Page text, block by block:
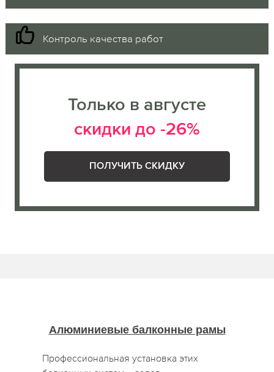
Контроль качества работ
Только в августе
скидки до -26%
ПОЛУЧИТЬ СКИДКУ
Алюминиевые балконные рамы
Профессиональная установка этих